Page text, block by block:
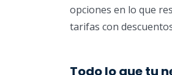
opciones en lo que
tarifas con
Todo lo que tu